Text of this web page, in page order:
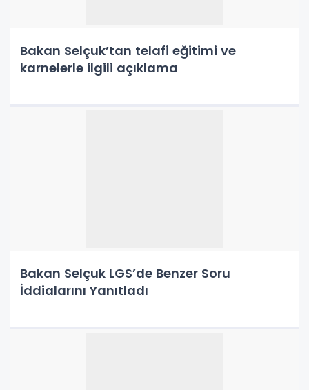
Bakan Selçuk’tan telafi eğitimi ve
karnelerle ilgili açıklama
Bakan Selçuk LGS’de Benzer Soru
İddialarını Yanıtladı